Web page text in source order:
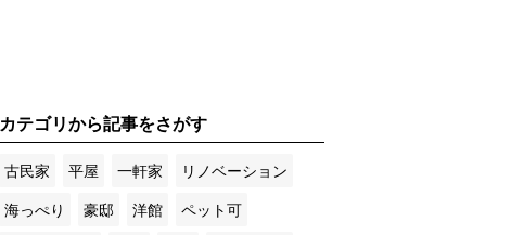
カテゴリから記事をさがす
古民家 平屋 一軒家
リノベーション
海っぺり
豪邸 洋館
ペット可